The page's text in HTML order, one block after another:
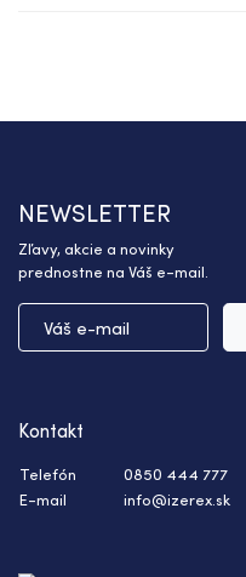
NEWSLETTER
Zľavy, akcie a novinky
prednostne na Váš e-mail.
Kontakt
Telefón
0850 444 777
E-mail
info@izerex.sk